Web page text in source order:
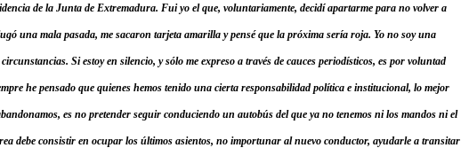
de la Junta de Extremadura. Fui yo el que, voluntariamente, decidí apartarme para no volver a
una mala pasada, me sacaron tarjeta amarilla y pensé que la próxima sería roja. Yo no soy una
Si estoy en silencio, y sólo me expreso a través de cauces periodísticos, es por voluntad
he pensado que quienes hemos tenido una cierta responsabilidad política e institucional, lo mejor
es no pretender seguir conduciendo un autobús del que ya no tenemos ni los mandos ni el
debe consistir en ocupar los últimos asientos, no importunar al nuevo conductor, ayudarle a transitar